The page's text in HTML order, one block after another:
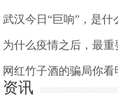
武汉今日“巨响”，是什
为什么疫情之后，最重
网红竹子酒的骗局你
资讯